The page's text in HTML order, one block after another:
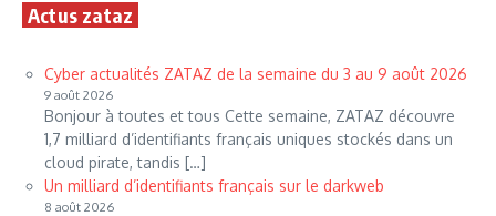
Actus zataz
Cyber actualités ZATAZ de la semaine du 3 au 9 août 2026
9 août 2026
Bonjour à toutes et tous Cette semaine, ZATAZ découvre
1,7 milliard d’identifiants français uniques stockés dans un
cloud pirate, tandis […]
Un milliard d’identifiants français sur le darkweb
8 août 2026